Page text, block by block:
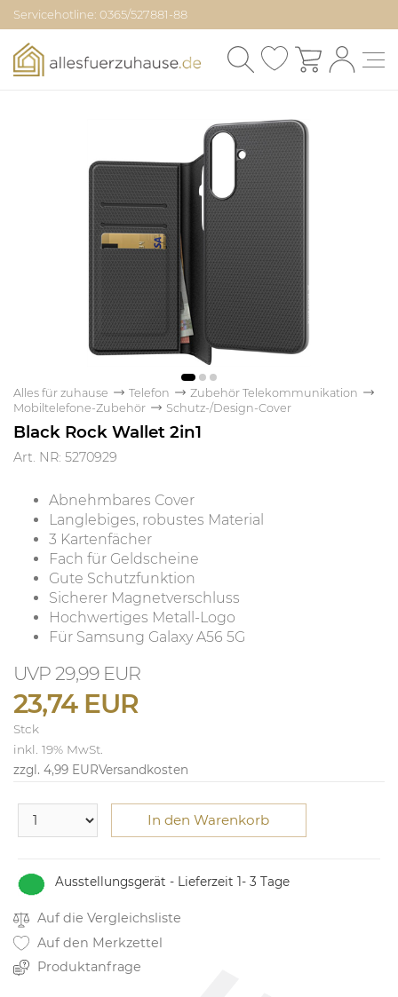
Servicehotline: 0365/527881-88
Alles für zuhause Telefon
Zubehör Telekommunikation
Mobiltelefone-Zubehör
Schutz-/Design-Cover
Black Rock Wallet 2in1
Art. NR: 5270929
Abnehmbares Cover
Langlebiges, robustes Material
3 Kartenfächer
Fach für Geldscheine
Gute Schutzfunktion
Sicherer Magnetverschluss
Hochwertiges Metall-Logo
Für Samsung Galaxy A56 5G
29,99 EUR
23,74 EUR
Stck
inkl. 19% MwSt.
zzgl. 4,99 EURVersandkosten
Ausstellungsgerät - Lieferzeit 1- 3 Tage
In den Warenkorb
Auf die Vergleichsliste
Auf den Merkzettel
Produktanfrage